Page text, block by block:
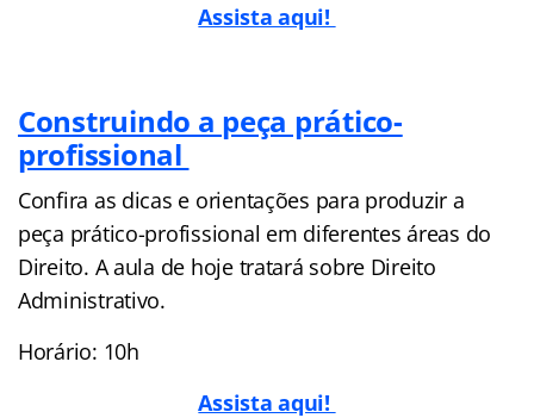
Assista aqui!
Construindo a peça prático-
profissional
Confira as dicas e orientações para produzir a
peça prático-profissional em diferentes áreas do
Direito. A aula de hoje tratará sobre Direito
Administrativo.
Horário: 10h
Assista aqui!